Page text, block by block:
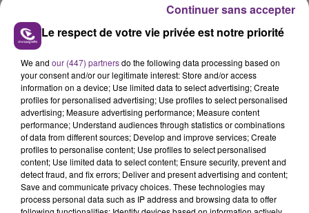
29 novembre 2025
L’OCTOGÉNAIRE DISPARUE DEPUIS PRÈS
DE DEUX MOIS, RETROUVÉE MORTE
27 novembre 2025
UN NOUVEAU SERVICE PUREMENT
Le respect de votre vie privée est notre priorité
We and our (447) partnersdo the following data processing based on
your consent and/or our legitimate interest: Store and/or access
information on a device; Use limited data to select advertising; Create
profiles for personalised advertising; Use profiles to select personalised
advertising; Measure advertising performance; Measure content
performance; Understand audiences through statistics or combinations
of data from different sources; Develop and improve services; Create
profiles to personalise content; Use profiles to select personalised
content; Use limited data to select content; Ensure security, prevent and
detect fraud, and fix errors; Deliver and present advertising and content;
Save and communicate privacy choices. These technologies may
process personal data such as IP address and browsing data to offer
Continuer sans accepter